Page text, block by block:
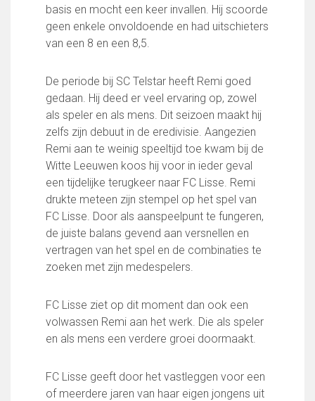
Profiel Jeugdtrainers
Opleidingsteams
Beleidsplan Jeugd
Partnerclub van Ajax
Zakelijk
LED-boarding NIEUW!
Sponsoren
Business Club 2.0
Heeren van Ter Specke
Maatschappelijke bijdrage
Steun bij contributie
Support Casper
Dagbesteding ’s Heeren Loo
Onze vrijwilligers en ereleden
Contact
Financieel contactpersoon
Wie doet wat
basis en mocht een keer invallen. Hij scoorde
geen enkele onvoldoende en had uitschieters
van een 8 en een 8,5.
De periode bij SC Telstar heeft Remi goed
gedaan. Hij deed er veel ervaring op, zowel
als speler en als mens. Dit seizoen maakt hij
zelfs zijn debuut in de eredivisie. Aangezien
Remi aan te weinig speeltijd toe kwam bij de
Witte Leeuwen koos hij voor in ieder geval
een tijdelijke terugkeer naar FC Lisse. Remi
drukte meteen zijn stempel op het spel van
FC Lisse. Door als aanspeelpunt te fungeren,
de juiste balans gevend aan versnellen en
vertragen van het spel en de combinaties te
zoeken met zijn medespelers.
FC Lisse ziet op dit moment dan ook een
volwassen Remi aan het werk. Die als speler
en als mens een verdere groei doormaakt.
FC Lisse geeft door het vastleggen voor een
of meerdere jaren van haar eigen jongens uit